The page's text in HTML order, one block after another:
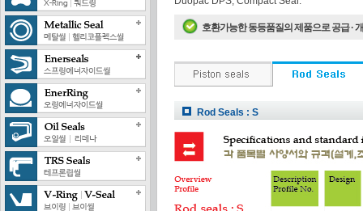
호환가능한 동등품질의 제품으로 공급 ·
Rod Seals : S